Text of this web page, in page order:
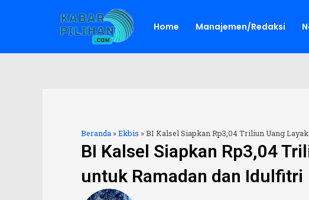
Home Manajemen/Redaksi
Beranda »Ekbis »BI Kalsel Siapkan Rp3,04 Triliun Uang
BI Kalsel Siapkan Rp3,04
untuk Ramadan dan Idulfitri